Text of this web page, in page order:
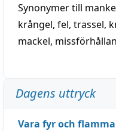
Synonymer till
krångel, fel, trassel,
mackel,
Dagens uttryck
Vara fyr och flamma